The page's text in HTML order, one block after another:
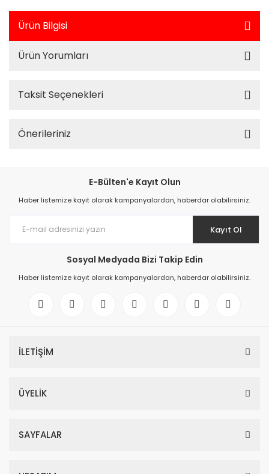
Ürün Bilgisi
Ürün Yorumları
Taksit Seçenekleri
Önerileriniz
E-Bülten'e Kayıt Olun
Haber listemize kayıt olarak kampanyalardan, haberdar olabilirsiniz.
Kayıt Ol
Sosyal Medyada Bizi Takip Edin
Haber listemize kayıt olarak kampanyalardan, haberdar olabilirsiniz.
İLETİŞİM
ÜYELİK
SAYFALAR